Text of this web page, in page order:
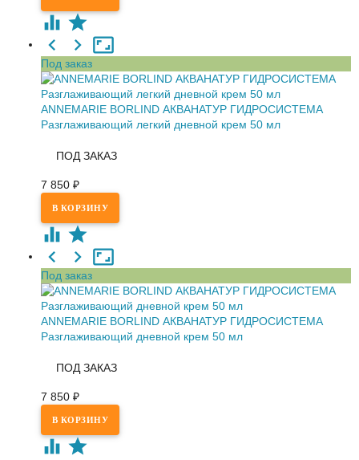
Под заказ
ANNEMARIE BORLIND АКВАНАТУР ГИДРОСИСТЕМА
Разглаживающий легкий дневной крем 50 мл
ПОД ЗАКАЗ
7 850 ₽
Под заказ
ANNEMARIE BORLIND АКВАНАТУР ГИДРОСИСТЕМА
Разглаживающий дневной крем 50 мл
ПОД ЗАКАЗ
7 850 ₽